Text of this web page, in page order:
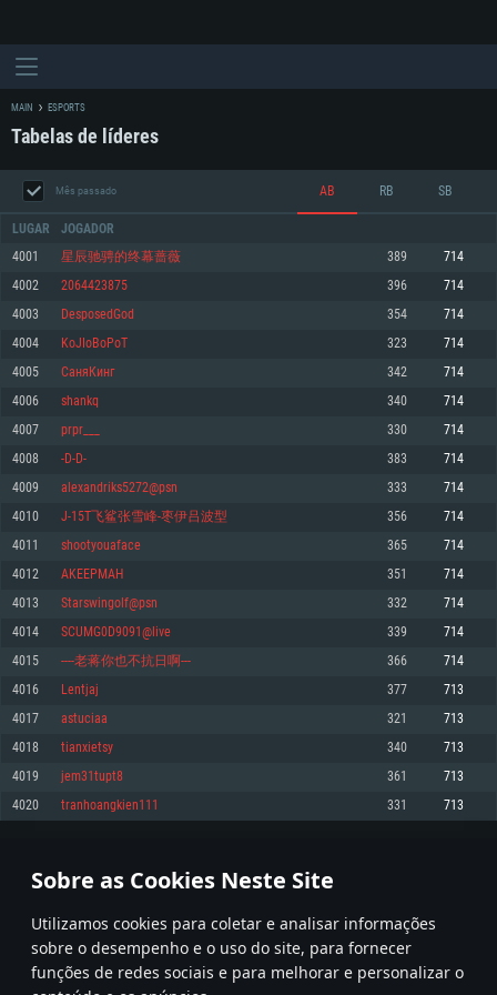
Sobre as Cookies Neste Site
Utilizamos cookies para coletar e analisar informações
sobre o desempenho e o uso do site, para fornecer
funções de redes sociais e para melhorar e personalizar o
REQUERIMENTOS DE SISTEMA
Mínimo
Sistema Operativo: Windows 10 (64 bit)
Processador: Dual-Core 2.2 GHz
Memória: 4GB
Placa Gráfica: Placa com DirectX 11: AMD Radeon 77XX / NVIDIA GeForce
GTX 660. Resolução mínima suportada: 720p
Network: Internet de banda larga.
Disco: 23,1 GB
Recomendado
superior, Radeon RX 570 ou superior
Disco: 75,9 GB
Mínimo
Sistema Operativo: Mac OS Big Sur 11.0 ou versão mais recente
Processador: Core i5 2.2GHz mínimo (Intel Xeon não suportado)
Memória: 6 GB
Placa Gráfica: Intel Iris Pro 5200 (Mac), equivalentes AMD/Nvidia para Mac.
Resolução mínima suportada: 720p com suporte Metal.
Network: Internet de banda larga.
Disco: 21,5 GB
Recomendado
Network: Internet de banda larga.
Mínimo
Sistema Operativo: Distribuições mais modernas do Linux de 64bit
Processador: Dual-Core 2.4 GHz
Memória: 4 GB
Placa Gráfica: NVIDIA 660 com os drivers mais recentes (não mais de 6
meses) / equivalentes AMD com os drivers mais recentes com suporte
Vulkan (não mais de 6 meses); Resolução mínima suportada: 720p.
Network: Internet de banda larga.
Disco: 21,5 GB
Recomendado
Sistema Operativo: Ubuntu 20.04 64bit
Processador: Intel Core i7
Memória: 16 GB
Placa Gráfica: NVIDIA 1060 com os drivers mais recentes (não mais de 6
meses) / equivalentes AMD (Radeon RX 570) com os drivers mais recentes
Network: Internet de banda larga.
MAIN ESPORTS
Tabelas de líderes
Mês passado AB RB SB
LUGAR JOGADOR
4001 星辰驰骋的终幕蔷薇 389 714
4002 2064423875 396 714
4003 DesposedGod 354 714
4004 KoJIoBoPoT 323 714
4005 СаняКинг 342 714
4006 shankq 340 714
4007 prpr___ 330 714
4008 -D-D- 383 714
4009 alexandriks5272@psn 333 714
4010 J-15T飞鲨张雪峰-枣伊吕波型 356 714
4011 shootyouaface 365 714
4012 AKEEPMAH 351 714
4013 Starswingolf@psn 332 714
4014 SCUMG0D9091@live 339 714
4015 ----老蒋你也不抗日啊--- 366 714
4016 Lentjaj 377 713
4017 astuciaa 321 713
4018 tianxietsy 340 713
4019 jem31tupt8 361 713
4020 tranhoangkien111 331 713